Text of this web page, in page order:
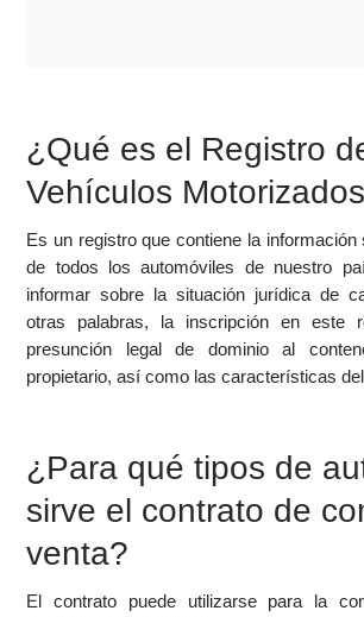
¿Qué es el Registro
Vehículos
Es un registro que contiene la información
de todos los automóviles de nuestro
informar sobre la situación jurídica de
otras palabras, la inscripción en este
presunción legal de dominio al
propietario, así como las características
¿Para qué tipos de
sirve el contrato de
venta?
El contrato puede utilizarse para la